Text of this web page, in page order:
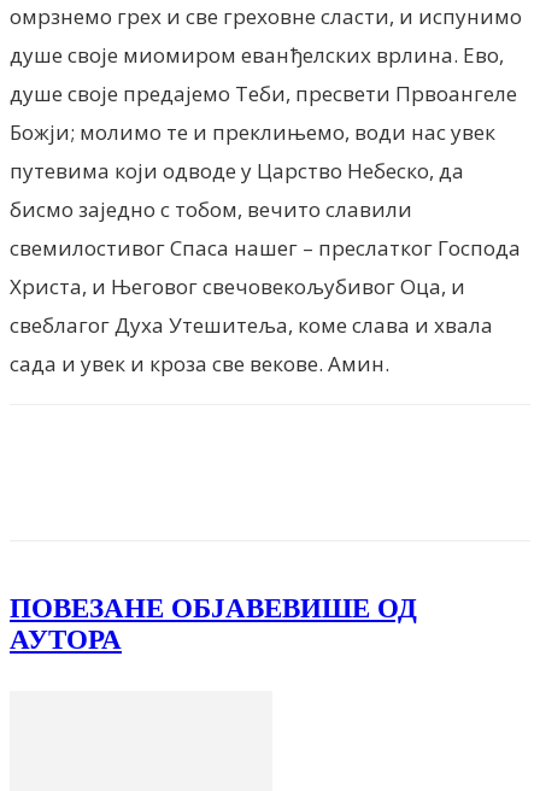
омрзнемо грех и све греховне сласти, и испунимо
душе своје миомиром еванђелских врлина. Ево,
душе своје предајемо Теби, пресвети Првоангеле
Божји; молимо те и преклињемо, води нас увек
путевима који одводе у Царство Небеско, да
бисмо заједно с тобом, вечито славили
свемилостивог Спаса нашег – преслатког Господа
Христа, и Његовог свечовекољубивог Оца, и
свеблагог Духа Утешитеља, коме слава и хвала
сада и увек и кроза све векове. Амин.
ПОВЕЗАНЕ ОБЈАВЕВИШЕ ОД
АУТОРА